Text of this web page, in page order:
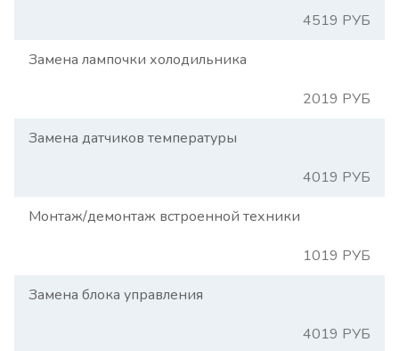
4519 РУБ
Замена лампочки холодильника
2019 РУБ
Замена датчиков температуры
4019 РУБ
Монтаж/демонтаж встроенной техники
1019 РУБ
Замена блока управления
4019 РУБ